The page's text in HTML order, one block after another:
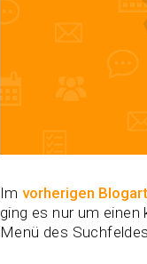
Imvorherigen
ging es nur um
Menü des